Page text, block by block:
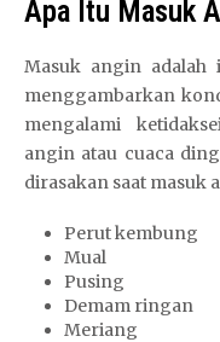
Apa Itu Masuk
Masuk angin
menggambarkan
mengalami
angin atau cuaca
dirasakan saat masuk
Perut kembung
Mual
Pusing
Demam ringan
Meriang